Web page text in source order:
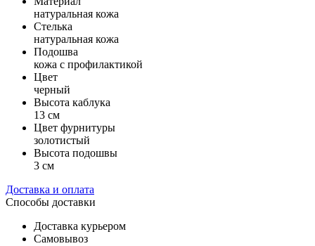
натуральная кожа
Стелька
натуральная кожа
Подошва
кожа с профилактикой
Цвет
черный
Высота каблука
13 см
Цвет фурнитуры
золотистый
Высота подошвы
3 см
Доставка и оплата
Способы доставки
Доставка курьером
Самовывоз